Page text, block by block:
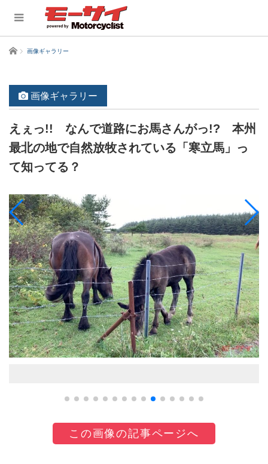
ホーム 画像ギャラリー
画像ギャラリー
えぇっ!! なんで道路にお馬さんがっ!? 本州
最北の地で自然放牧されている「寒立馬」っ
て知ってる？
この画像の記事ページへ